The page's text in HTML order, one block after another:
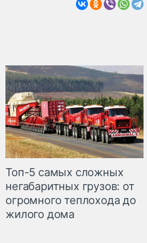
Топ-5 самых сложных
негабаритных грузов: от
огромного теплохода до
жилого дома